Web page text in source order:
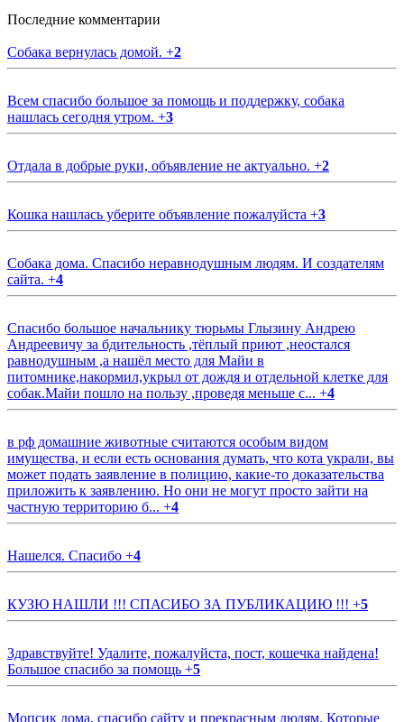
Последние комментарии
Собака вернулась домой. +2
Всем спасибо большое за помощь и поддержку, собака
нашлась сегодня утром. +3
Отдала в добрые руки, объявление не актуально. +2
Кошка нашлась уберите объявление пожалуйста +3
Собака дома. Спасибо неравнодушным людям. И создателям
сайта. +4
Спасибо большое начальнику тюрьмы Глызину Андрею
Андреевичу за бдительность ,тёплый приют ,неостался
равнодушным ,а нашёл место для Майи в
питомнике,накормил,укрыл от дождя и отдельной клетке для
собак.Майи пошло на пользу ,проведя меньше с... +4
в рф домашние животные считаются особым видом
имущества, и если есть основания думать, что кота украли, вы
может подать заявление в полицию, какие-то доказательства
приложить к заявлению. Но они не могут просто зайти на
частную территорию б... +4
Нашелся. Спасибо +4
КУЗЮ НАШЛИ !!! СПАСИБО ЗА ПУБЛИКАЦИЮ !!! +5
Здравствуйте! Удалите, пожалуйста, пост, кошечка найдена!
Большое спасибо за помощь +5
Мопсик дома, спасибо сайту и прекрасным людям. Которые